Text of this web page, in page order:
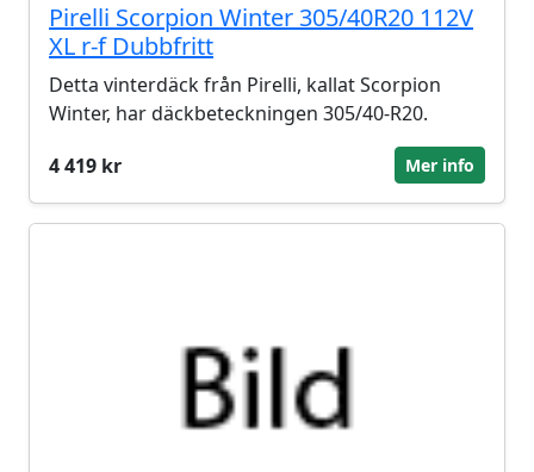
Pirelli Scorpion Winter 305/40R20 112V
XL r-f Dubbfritt
Detta vinterdäck från Pirelli, kallat Scorpion
Winter, har däckbeteckningen 305/40-R20.
4 419 kr
Mer info